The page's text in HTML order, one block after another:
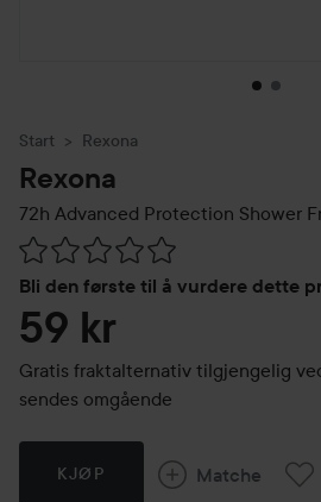
Start Rexona
Rexona
72h Advanced Protection Shower
Bli den første til å vurdere dette
Gå til Vurderinger & anmeldelser
59 kr
Gratis fraktalternativ tilgjengelig
sendes omgående
KJØP Matche